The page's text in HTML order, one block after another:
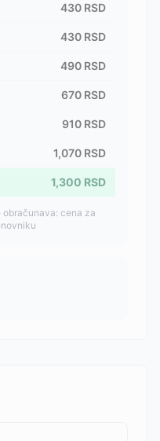
430 RSD
430 RSD
490 RSD
670 RSD
910 RSD
1,070 RSD
1,300 RSD
cena za